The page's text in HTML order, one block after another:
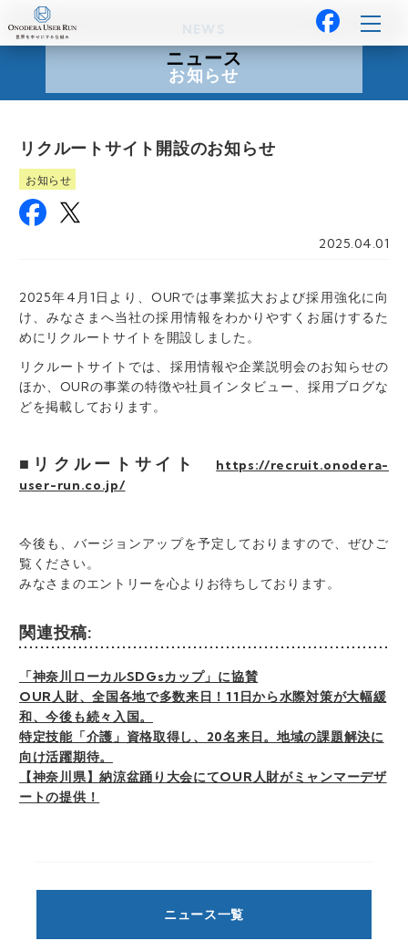
ニュース
お知らせ
リクルートサイト開設のお知らせ
お知らせ
2025.04.01
2025年4月1日より、OURでは事業拡大および採用強化に向
け、みなさまへ当社の採用情報をわかりやすくお届けするた
めにリクルートサイトを開設しました。
リクルートサイトでは、採用情報や企業説明会のお知らせの
ほか、OURの事業の特徴や社員インタビュー、採用ブログな
どを掲載しております。
■リクルートサイト
https://recruit.onodera-
user-run.co.jp/
今後も、バージョンアップを予定しておりますので、ぜひご
覧ください。
みなさまのエントリーを心よりお待ちしております。
関連投稿:
「神奈川ローカルSDGsカップ」に協賛
OUR人財、全国各地で多数来日！11日から水際対策が大幅緩
和、今後も続々入国。
特定技能「介護」資格取得し、20名来日。地域の課題解決に
向け活躍期待。
【神奈川県】納涼盆踊り大会にてOUR人財がミャンマーデザ
ートの提供！
ニュース一覧